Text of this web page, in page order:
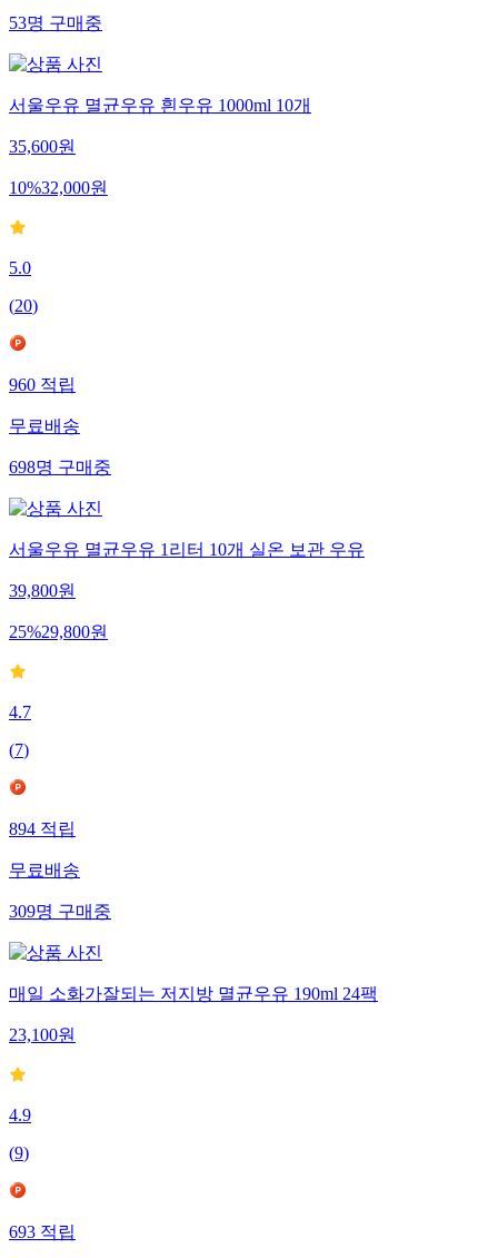
53명구매중
서울우유 멸균우유 흰우유 1000ml 10개
35,600원
10%32,000원
5.0
(20)
960적립
무료배송
698명구매중
서울우유 멸균우유 1리터 10개 실온 보관 우유
39,800원
25%29,800원
4.7
(7)
894적립
무료배송
309명구매중
매일 소화가잘되는 저지방 멸균우유 190ml 24팩
23,100원
4.9
(9)
693적립